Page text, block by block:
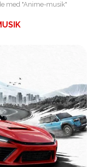
med "Anime-musik"